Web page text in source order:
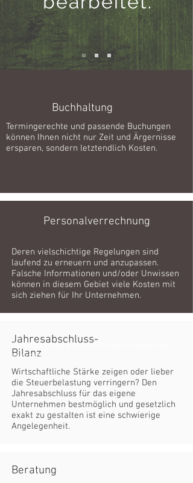
Buchhaltung
Termingerechte und passende Buchungen
können Ihnen nicht nur Zeit und Ärgernisse
ersparen, sondern letztendlich Kosten.
Personalverrechnung
Deren vielschichtige Regelungen sind
laufend zu erneuern und anzupassen.
Falsche Informationen und/oder Unwissen
können in diesem Gebiet viele Kosten mit
sich ziehen für Ihr Unternehmen.
Jahresabschluss-
Bilanz
Wirtschaftliche Stärke zeigen oder lieber
die Steuerbelastung verringern? Den
Jahresabschluss für das eigene
Unternehmen bestmöglich und gesetzlich
exakt zu gestalten ist eine schwierige
Angelegenheit.
Beratung
© 2023 by Name of Site. Proudly created with
Wix.com